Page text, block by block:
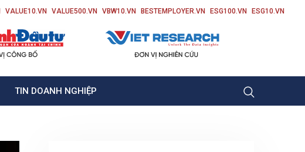
VALUE10.VN VALUE500.VN VBW10.VN BESTEMPLOYER.VN ESG100.VN ESG10.VN
TIN DOANH NGHIỆP